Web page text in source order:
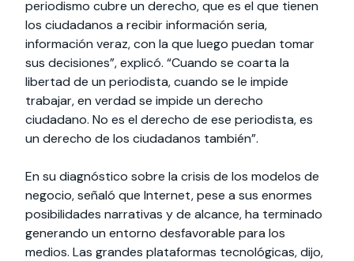
periodismo cubre un derecho, que es el que tienen
los ciudadanos a recibir información seria,
información veraz, con la que luego puedan tomar
sus decisiones”, explicó. “Cuando se coarta la
libertad de un periodista, cuando se le impide
trabajar, en verdad se impide un derecho
ciudadano. No es el derecho de ese periodista, es
un derecho de los ciudadanos también”.
En su diagnóstico sobre la crisis de los modelos de
negocio, señaló que Internet, pese a sus enormes
posibilidades narrativas y de alcance, ha terminado
generando un entorno desfavorable para los
medios. Las grandes plataformas tecnológicas, dijo,